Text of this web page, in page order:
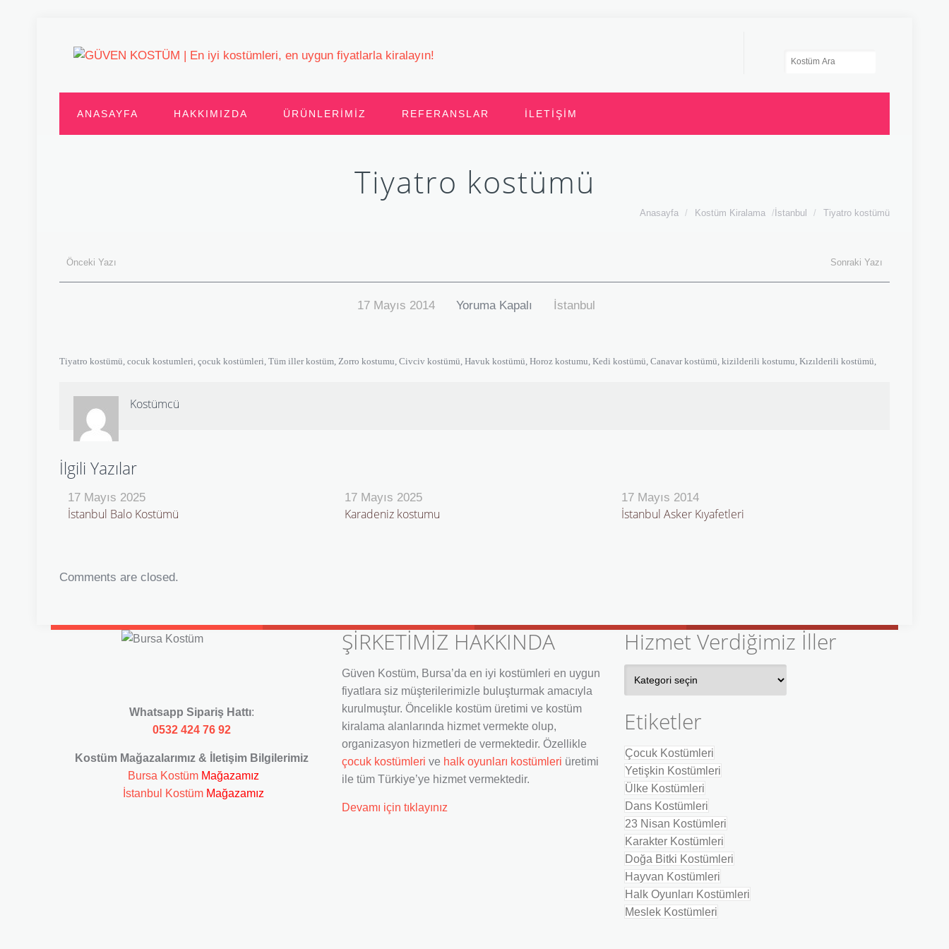
ANASAYFA HAKKIMIZDA ÜRÜNLERIMIZ REFERANSLAR İLETIŞIM
Tiyatro kostümü
Anasayfa / Kostüm Kiralama / İstanbul / Tiyatro kostümü
Önceki Yazı Sonraki Yazı
17 Mayıs 2014 Yoruma Kapalı İstanbul
Tiyatro kostümü, cocuk kostumleri, çocuk kostümleri, Tüm iller kostüm, Zorro kostumu, Civciv kostümü, Havuk kostümü, Horoz kostumu, Kedi kostümü, Canavar kostümü, kizilderili kostumu, Kızılderili kostümü,
Kostümcü
İlgili Yazılar
17 Mayıs 2025
İstanbul Balo Kostümü
17 Mayıs 2025
Karadeniz kostumu
17 Mayıs 2014
İstanbul Asker Kıyafetleri
Comments are closed.
Whatsapp Sipariş Hattı:
0532 424 76 92
Kostüm Mağazalarımız & İletişim Bilgilerimiz
Bursa KostümMağazamız
İstanbul Kostüm Mağazamız
ŞİRKETİMİZ HAKKINDA
Güven Kostüm, Bursa’da en iyi kostümleri en uygun
fiyatlara siz müşterilerimizle buluşturmak amacıyla
kurulmuştur. Öncelikle kostüm üretimi ve kostüm
kiralama alanlarında hizmet vermekte olup,
organizasyon hizmetleri de vermektedir. Özellikle
çocuk kostümleri ve halk oyunları kostümleri üretimi
ile tüm Türkiye’ye hizmet vermektedir.
Devamı için tıklayınız
Hizmet Verdiğimiz İller
Verdiğimiz
Etiketler
Çocuk Kostümleri
Yetişkin Kostümleri
Ülke Kostümleri
Dans Kostümleri
23 Nisan Kostümleri
Karakter Kostümleri
Doğa Bitki Kostümleri
Hayvan Kostümleri
Halk Oyunları Kostümleri
Meslek Kostümleri